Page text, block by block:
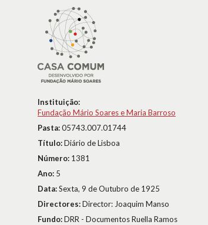
Instituição:
Fundação Mário Soares e Maria Barroso
Pasta:05743.007.01744
Título:Diário de Lisboa
Número: 1381
Ano: 5
Data:Sexta, 9 de Outubro de 1925
Directores:Director: Joaquim Manso
Fundo:DRR - Documentos Ruella Ramos